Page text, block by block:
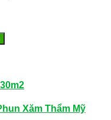
Xăm Thẩm Mỹ